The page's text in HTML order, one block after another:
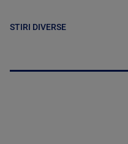
STIRI DIVERSE